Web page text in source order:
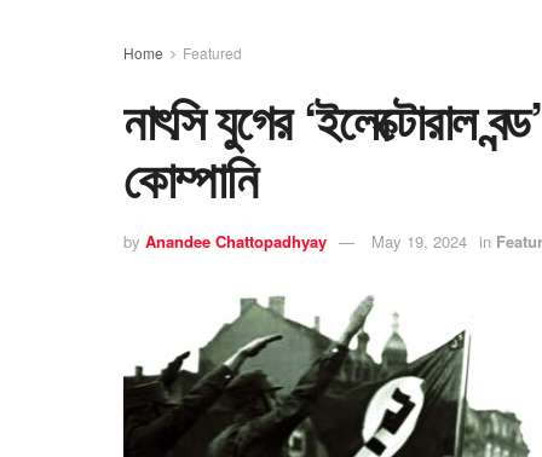
Home Featured
নাৎসি যুগের ‘ইলেক্টোরাল
কোম্পানি
by Anandee Chattopadhyay May 19, 2024 in